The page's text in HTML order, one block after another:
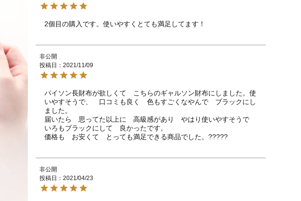
2個目の購入です。使いやすくとても満足してます！
非公開
投稿日
2021/11/09
パイソン長財布が欲しくて　こちらのギャルソン財布にしました。使
いやすそうで、　口コミも良く　色もすごくなやんで　ブラックにし
ました。
届いたら　思ってた以上に　高級感があり　やはり使いやすそうで
いろもブラックにして　良かったです。
価格も　お安くて　とっても満足できる商品でした。?????
非公開
投稿日
2021/04/23